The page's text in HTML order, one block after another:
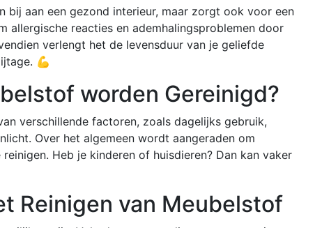
bij aan een gezond interieur, maar zorgt ook voor een
allergische reacties en ademhalingsproblemen door
verlengt het de levensduur van je geliefde
💪
worden Gereinigd?
verschillende factoren, zoals dagelijks gebruik,
Over het algemeen wordt aangeraden om
Heb je kinderen of huisdieren? Dan kan vaker
Reinigen van Meubelstof